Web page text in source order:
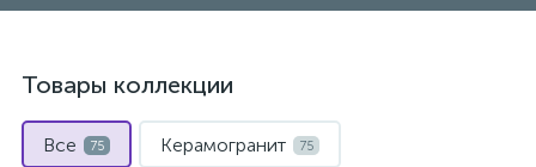
Товары коллекции
Все 75 Керамогранит 75